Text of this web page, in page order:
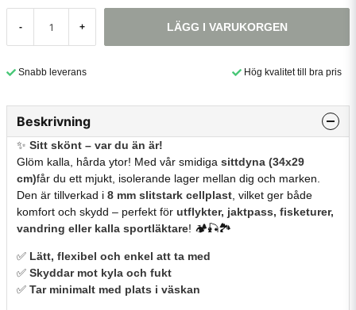
- + LÄGG I VARUKORGEN
Snabb leverans Hög kvalitet till bra pris
Beskrivning
✨ Sitt skönt – vardu än är!
Glöm kalla, hårda ytor! Med vår smidiga sittdyna (34x29
cm)får du ett mjukt, isolerande lager mellan dig och marken.
Den är tillverkad i 8 mm slitstark cellplast vilket ger både
komfort och skydd – perfekt för utflykter, jaktpass, fisketurer,
vandring eller kalla sportläktare! 🏕️🎣🏞️
✅ Lätt, flexibel och enkel att ta med
✅ Skyddar mot kyla och fukt
✅ Tar minimalt med plats i väskan